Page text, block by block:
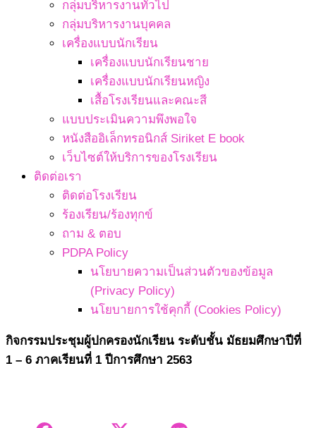
กลุ่มบริหารงานทั่วไป
กลุ่มบริหารงานบุคคล
เครื่องแบบนักเรียน
เครื่องแบบนักเรียนชาย
เครื่องแบบนักเรียนหญิง
เสื้อโรงเรียนและคณะสี
แบบประเมินความพึงพอใจ
หนังสืออิเล็กทรอนิกส์ Siriket E book
เว็บไซต์ให้บริการของโรงเรียน
ติดต่อเรา
ติดต่อโรงเรียน
ร้องเรียน/ร้องทุกข์
ถาม & ตอบ
PDPA Policy
นโยบายความเป็นส่วนตัวของข้อมูล
(Privacy Policy)
นโยบายการใช้คุกกี้ (Cookies Policy)
กิจกรรมประชุมผู้ปกครองนักเรียน ระดับชั้น มัธยมศึกษาปีที่
1 – 6 ภาคเรียนที่ 1 ปีการศึกษา 2563